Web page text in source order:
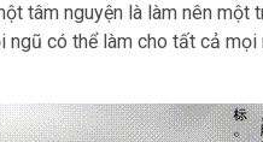
tâm nguyện là làm nên
ngũ có thể làm cho tất cả